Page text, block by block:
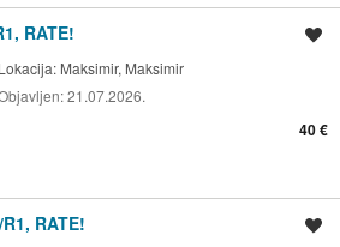
RATE!
Lokacija: Maksimir, Maksimir
21.07.2026.
40 €
RATE!